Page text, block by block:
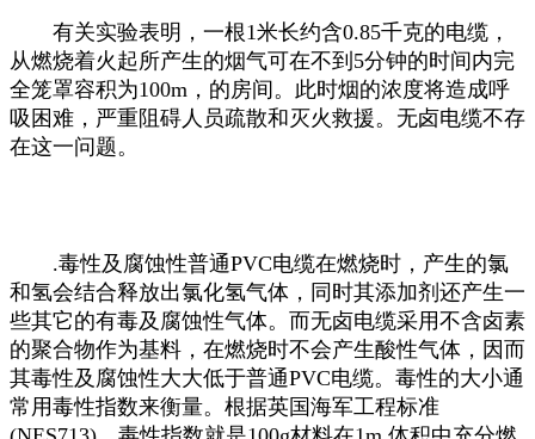
有关实验表明，一根1米长约含0.85千克的电缆，
从燃烧着火起所产生的烟气可在不到5分钟的时间内完
全笼罩容积为100m，的房间。此时烟的浓度将造成呼
吸困难，严重阻碍人员疏散和灭火救援。无卤电缆不存
在这一问题。
.毒性及腐蚀性普通PVC电缆在燃烧时，产生的氯
和氢会结合释放出氯化氢气体，同时其添加剂还产生一
些其它的有毒及腐蚀性气体。而无卤电缆采用不含卤素
的聚合物作为基料，在燃烧时不会产生酸性气体，因而
其毒性及腐蚀性大大低于普通PVC电缆。毒性的大小通
常用毒性指数来衡量。根据英国海军工程标准